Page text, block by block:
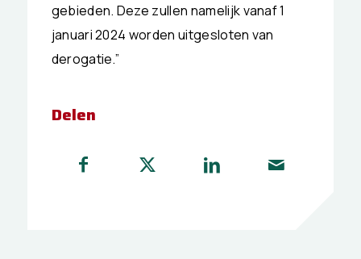
gebieden. Deze zullen namelijk vanaf 1
januari 2024 worden uitgesloten van
derogatie.”
Delen